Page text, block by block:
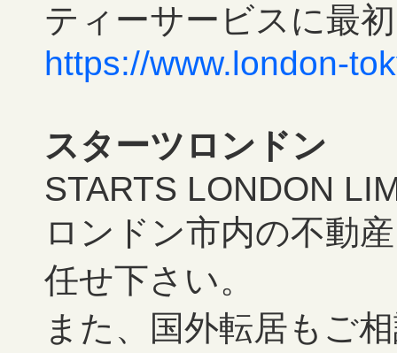
ティーサービスに最
https://www.london-
スターツロンドン
STARTS LONDON
ロンドン市内の不動
任せ下さい。
また、国外転居もご